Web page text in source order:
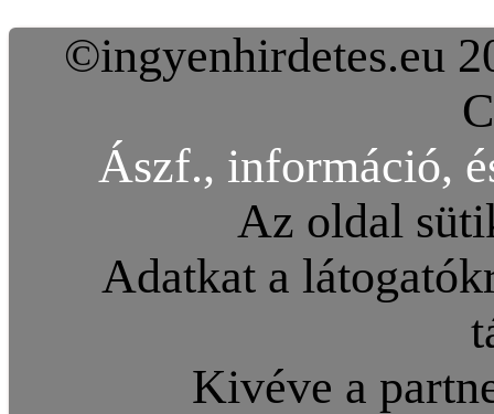
©ingyenhirdetes.eu
Ászf., információ,
Az oldal
Adatkat a
Kivéve a